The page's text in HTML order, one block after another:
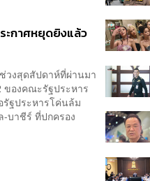
ะกาศหยุดยิงแล้ว
วงสุดสัปดาห์ที่ผ่านมา
ของคณะรัฐประหาร
ฐประหารโค่นล้ม
บาชีร์ ที่ปกครอง